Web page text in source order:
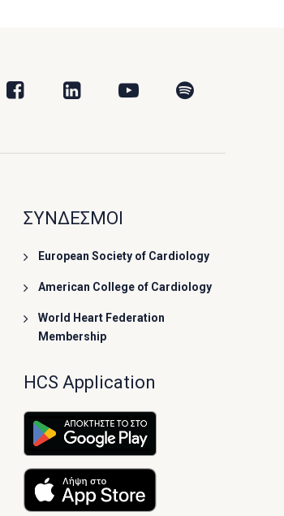
ΣΥΝΔΕΣΜΟΙ
European Society of Cardiology
American College of Cardiology
World Heart Federation
Membership
HCS Application